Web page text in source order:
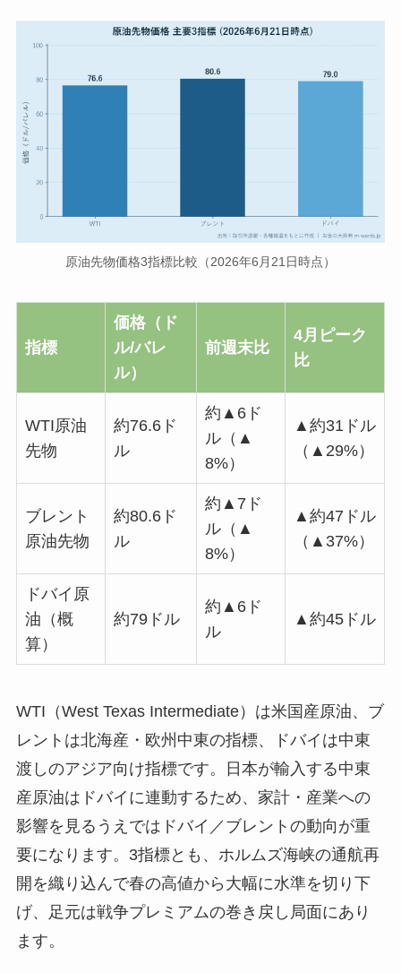
原油先物価格3指標比較（2026年6月21日時点）
指標
価格（ド
ル/バレ
ル）
前週末比
4月ピーク
比
WTI原油
先物
約76.6ド
ル
約▲6ド
ル（▲
8%）
▲約31ドル
（▲29%）
ブレント
原油先物
約80.6ド
ル
約▲7ド
ル（▲
8%）
▲約47ドル
（▲37%）
ドバイ原
油（概
算）
約79ドル
約▲6ド
ル
▲約45ドル
WTI（West Texas Intermediate）は米国産原油、ブ
レントは北海産・欧州中東の指標、ドバイは中東
渡しのアジア向け指標です。日本が輸入する中東
産原油はドバイに連動するため、家計・産業への
影響を見るうえではドバイ／ブレントの動向が重
要になります。3指標とも、ホルムズ海峡の通航再
開を織り込んで春の高値から大幅に水準を切り下
げ、足元は戦争プレミアムの巻き戻し局面にあり
ます。